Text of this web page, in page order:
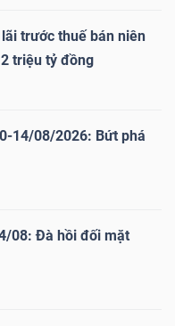
trước thuế bán niên
triệu tỷ đồng
14/08/2026: Bứt phá
08: Đà hồi đối mặt